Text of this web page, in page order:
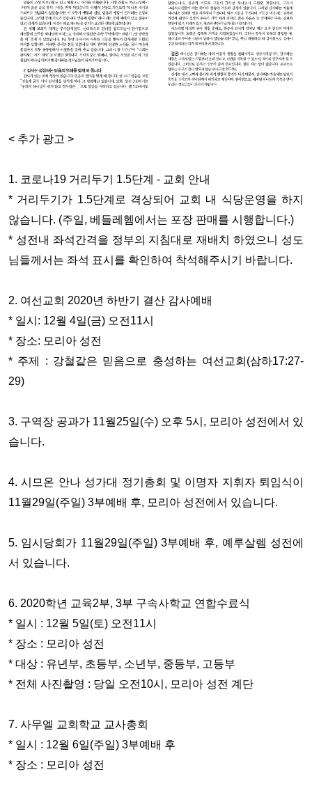
< 추가 광고 >
1. 코로나19 거리두기 1.5단계 - 교회 안내
* 거리두기가 1.5단계로 격상되어 교회 내 식당운영을 하지
않습니다. (주일, 베들레헴에서는 포장 판매를 시행합니다.)
* 성전내 좌석간격을 정부의 지침대로 재배치 하였으니 성도
님들께서는 좌석 표시를 확인하여 착석해주시기 바랍니다.
2. 여선교회 2020년 하반기 결산 감사예배
* 일시: 12월 4일(금) 오전11시
* 장소: 모리아 성전
* 주제 : 강철같은 믿음으로 충성하는 여선교회(삼하17:27-
29)
3. 구역장 공과가 11월25일(수) 오후 5시, 모리아 성전에서 있
습니다.
4. 시므온 안나 성가대 정기총회 및 이명자 지휘자 퇴임식이
11월29일(주일) 3부예배 후, 모리아 성전에서 있습니다.
5. 임시당회가 11월29일(주일) 3부예배 후, 예루살렘 성전에
서 있습니다.
6. 2020학년 교육2부, 3부 구속사학교 연합수료식
* 일시 : 12월 5일(토) 오전11시
* 장소 : 모리아 성전
* 대상 : 유년부, 초등부, 소년부, 중등부, 고등부
* 전체 사진촬영 : 당일 오전10시, 모리아 성전 계단
7. 사무엘 교회학교 교사총회
* 일시 : 12월 6일(주일) 3부예배 후
* 장소 : 모리아 성전